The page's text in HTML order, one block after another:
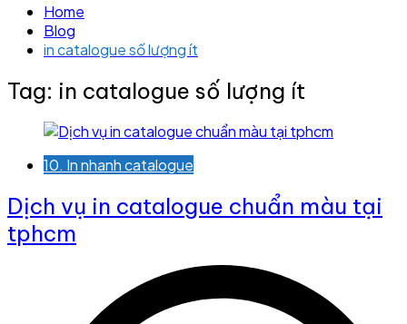
Home
Blog
in catalogue số lượng ít
Tag: in catalogue số lượng ít
10. In nhanh catalogue
Dịch vụ in catalogue chuẩn màu tại
tphcm